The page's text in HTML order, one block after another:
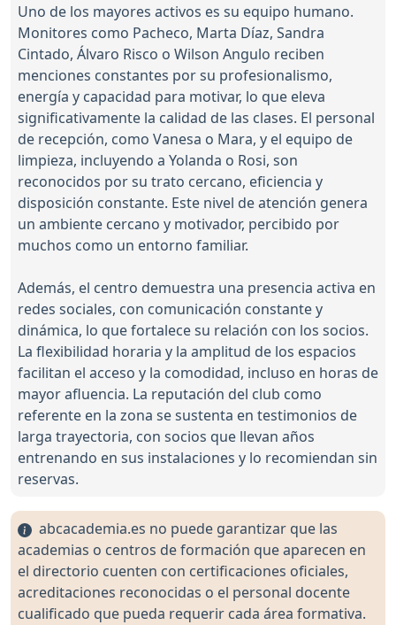
Uno de los mayores activos es su equipo humano.
Monitores como Pacheco, Marta Díaz, Sandra
Cintado, Álvaro Risco o Wilson Angulo reciben
menciones constantes por su profesionalismo,
energía y capacidad para motivar, lo que eleva
significativamente la calidad de las clases. El personal
de recepción, como Vanesa o Mara, y el equipo de
limpieza, incluyendo a Yolanda o Rosi, son
reconocidos por su trato cercano, eficiencia y
disposición constante. Este nivel de atención genera
un ambiente cercano y motivador, percibido por
muchos como un entorno familiar.
Además, el centro demuestra una presencia activa en
redes sociales, con comunicación constante y
dinámica, lo que fortalece su relación con los socios.
La flexibilidad horaria y la amplitud de los espacios
facilitan el acceso y la comodidad, incluso en horas de
mayor afluencia. La reputación del club como
referente en la zona se sustenta en testimonios de
larga trayectoria, con socios que llevan años
entrenando en sus instalaciones y lo recomiendan sin
reservas.
abcacademia.es no puede garantizar que las
academias o centros de formación que aparecen en
el directorio cuenten con certificaciones oficiales,
acreditaciones reconocidas o el personal docente
cualificado que pueda requerir cada área formativa.